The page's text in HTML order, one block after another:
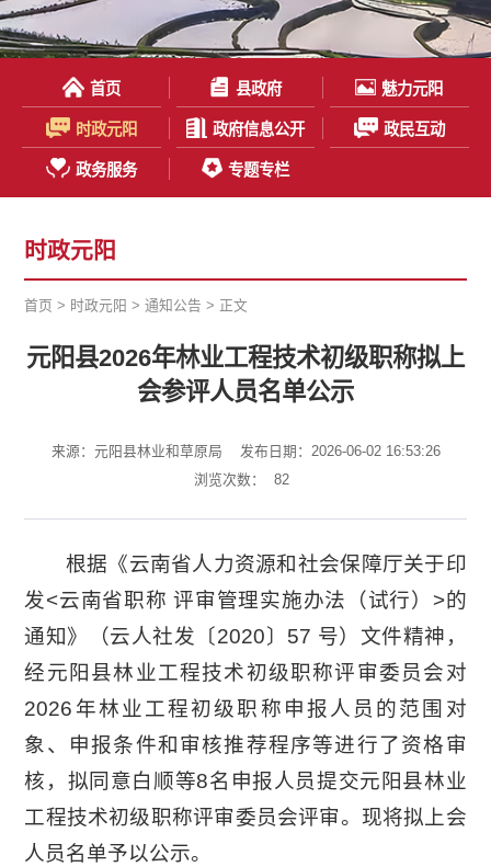
首页 县政府 魅力元阳
时政元阳 政府信息公开 政民互动
政务服务 专题专栏
时政元阳
首页 > 时政元阳 >通知公告 > 正文
元阳县2026年林业工程技术初级职称拟上
会参评人员名单公示
来源：元阳县林业和草原局
发布日期：2026-06-02 16:53:26
浏览次数：
82
根据《云南省人力资源和社会保障厅关于印
发<云南省职称 评审管理实施办法（试行）>的
通知》（云人社发〔2020〕57 号）文件精神，
经元阳县林业工程技术初级职称评审委员会对
2026年林业工程初级职称申报人员的范围对
象、申报条件和审核推荐程序等进行了资格审
核，拟同意白顺等8名申报人员提交元阳县林业
工程技术初级职称评审委员会评审。现将拟上会
人员名单予以公示。